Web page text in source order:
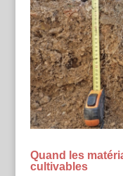
Quand les
cultivables